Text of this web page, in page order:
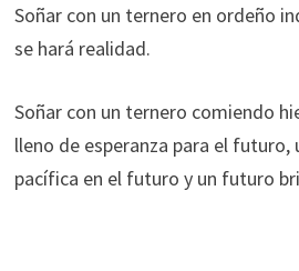
Soñar con un ternero en ordeño
se hará realidad.
Soñar con un ternero comiendo
lleno de esperanza para el futuro,
pacífica en el futuro y un futuro